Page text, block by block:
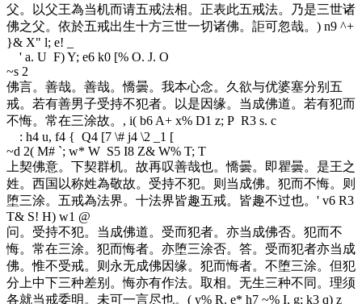
父。以父王為当机而请五戒法相。正表此五戒法。乃是三世诸
佛之父。依於五戒出生十方三世一切诸佛。詎可忽哉。 ) n9 ^+
}& X" l; e! _
' a. U F) Y; e6 k0 [% O. J. O
~s 2
佛言。善哉。善哉。憍曇。我本心念。久欲与优婆塞分别五
戒。若有善男子受持不犯者。以是因缘。当成佛道。若有犯而
不悔。常在三涂故。 , i( b6 A+ x% D1 z; P R3 s. c
: h4 u, f4 { Q4 [7 \# j4 \2 _1 [
~d 2( M# `; w* W S5 I8 Z& W% T; T
上契佛意。下契群机。故再叹善哉也。憍曇。即瞿曇。是王之
姓。西国以称姓為敬故。受持不犯。则当成佛。犯而不悔。则
堕三涂。五戒為法界。十法界皆趣五戒。皆趣不过也。 ' v6 R3
T& S! H) w1 @
问。受持不犯。当成佛道。受而犯者。亦当成佛否。犯而不
悔。常在三涂。犯而悔者。亦堕三涂否。答。受而犯者亦当成
佛。惟不受戒。则永无成佛因缘。犯而悔者。不堕三涂。但犯
分上中下三种差别。悔亦有作法。取相。无生三种不同。理须
各就当戒委明。未可一言尽也。 ( y% R. e* h7 ~% I, g; k3 q) z